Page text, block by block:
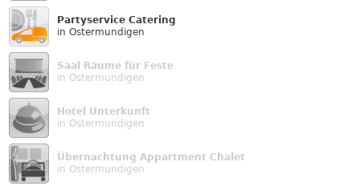
Partyservice Catering
in Ostermundigen
Saal Räume für Feste
in Ostermundigen
Hotel Unterkunft
in Ostermundigen
Übernachtung Appartment Chalet
in Ostermundigen